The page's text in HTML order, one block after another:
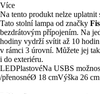
Více
Na tento produkt nelze
Tato stolní lampa od značky
bezdrátovým přípojením. Na
hodiny vydrží svítit až 10
v rámci 3 úrovní. Můžete jej
i do exteriéru.
LEDPlastovéNa USBS
/přenosnéØ 18 cmVýška 26 cm